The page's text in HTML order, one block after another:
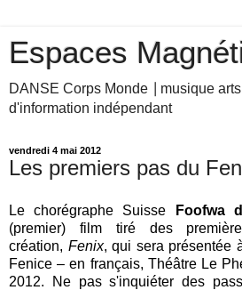
Espaces
DANSE Corps Monde ⎥ musique
d'information indépendant
vendredi 4 mai 2012
Les premiers pas du
Le chorégraphe Suisse Foofwa
(premier) film tiré des
création, Fenix, qui sera présentée
Fenice – en français, Théâtre Le
2012. Ne pas s'inquiéter des